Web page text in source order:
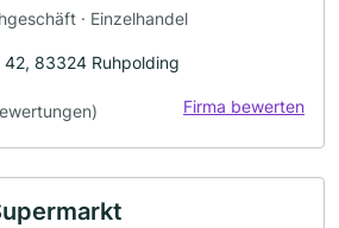
· Einzelhandel
83324 Ruhpolding
Firma bewerten